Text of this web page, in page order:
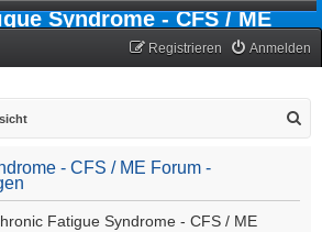
Syndrome - CFS / ME
Anmelden
Registrieren
- CFS / ME Forum -
Fatigue Syndrome - CFS / ME